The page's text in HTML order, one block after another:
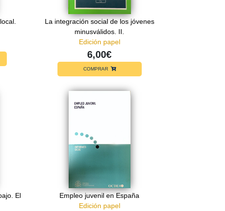
La integración social de los jóvenes
minusválidos. II.
Edición papel
6,00€
COMPRAR
El
Empleo juvenil en España
Edición papel